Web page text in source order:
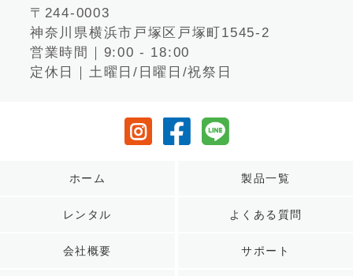
〒244-0003
神奈川県横浜市戸塚区戸塚町1545-2
営業時間｜9:00 - 18:00
定休日｜土曜日/日曜日/祝祭日
ホーム 製品一覧
レンタル よくある質問
会社概要 サポート